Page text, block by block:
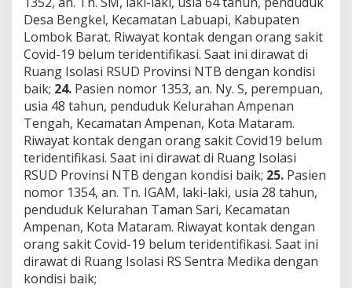
Desa Bengkel, Kecamatan Labuapi, Kabupaten
Lombok Barat. Riwayat kontak dengan orang sakit
Covid-19 belum teridentifikasi. Saat ini dirawat di
Ruang Isolasi RSUD Provinsi NTB dengan kondisi
baik; 24. Pasien nomor 1353, an. Ny. S, perempuan,
usia 48 tahun, penduduk Kelurahan Ampenan
Tengah, Kecamatan Ampenan, Kota Mataram.
Riwayat kontak dengan orang sakit Covid19 belum
teridentifikasi. Saat ini dirawat di Ruang Isolasi
RSUD Provinsi NTB dengan kondisi baik; 25. Pasien
nomor 1354, an. Tn. IGAM, laki-laki, usia 28 tahun,
penduduk Kelurahan Taman Sari, Kecamatan
Ampenan, Kota Mataram. Riwayat kontak dengan
orang sakit Covid-19 belum teridentifikasi. Saat ini
dirawat di Ruang Isolasi RS Sentra Medika dengan
kondisi baik;